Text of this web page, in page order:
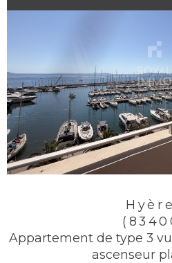
Appartement de type 3
ascenseur